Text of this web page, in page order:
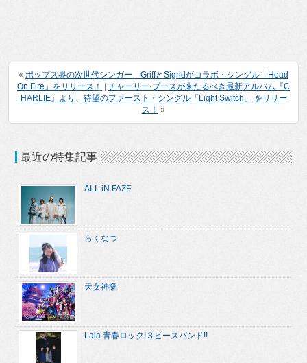
« ポップス界の次世代シンガー、GriffとSigridがコラボ・シングル「Head
On Fire」をリリース！
チャーリー·プースが来たるべき最新アルバム『C
HARLIE』より、待望のファースト・シングル「Light Switch」 をリリー
ス！ »
最近の特集記事
ALL iN FAZE
らくなつ
天女神樂
Lala 青春ロック!３ピースバンド!!